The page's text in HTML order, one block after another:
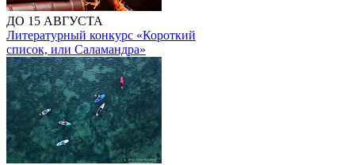
ДО 15 АВГУСТА
Литературный конкурс «Короткий
список, или Саламандра»